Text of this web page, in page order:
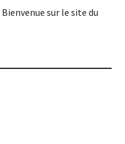
Bienvenue sur le site du